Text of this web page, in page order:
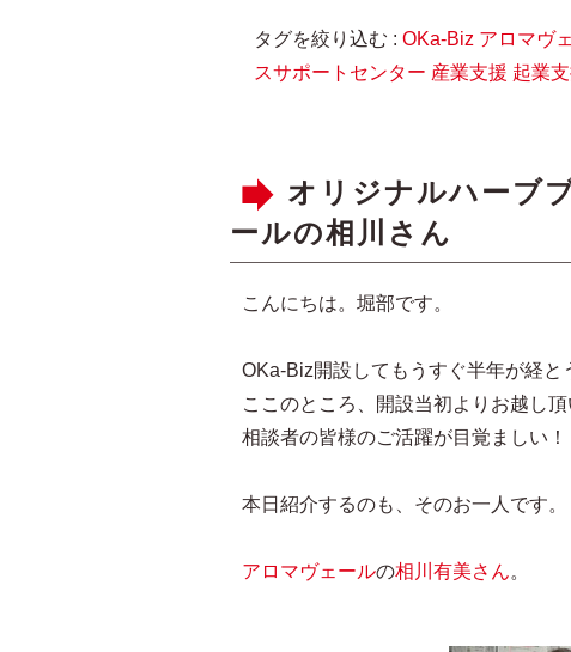
タグを絞り込む : OKa-Biz アロマヴ
スサポートセンター 産業支援 起業
オリジナルハーブ
ールの相川さん
こんにちは。堀部です。
OKa-Biz開設してもうすぐ半年が経と
ここのところ、開設当初よりお越し頂
相談者の皆様のご活躍が目覚ましい！
本日紹介するのも、そのお一人です。
アロマヴェールの相川有美さん。